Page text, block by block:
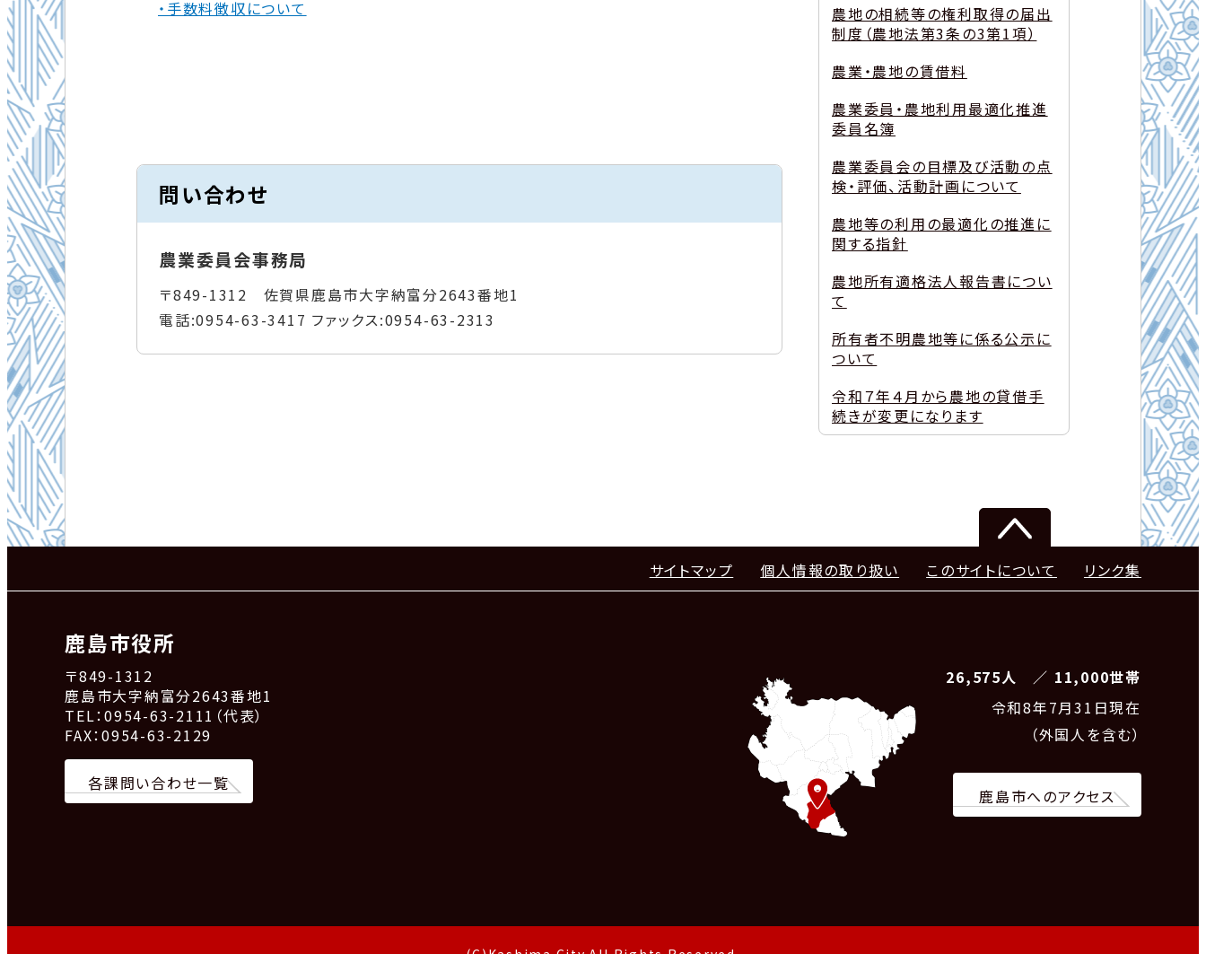
・手数料徴収について
問い合わせ
農業委員会事務局
〒849-1312 佐賀県鹿島市大字納富分2643番地1
電話:0954-63-3417 ファックス:0954-63-2313
農地の相続等の権利取得の届出
制度（農地法第3条の3第1項）
農業・農地の賃借料
農業委員・農地利用最適化推進
委員名簿
農業委員会の目標及び活動の点
検・評価、活動計画について
農地等の利用の最適化の推進に
関する指針
農地所有適格法人報告書につい
て
所有者不明農地等に係る公示に
ついて
令和７年４月から農地の貸借手
続きが変更になります
サイトマップ 個人情報の取り扱い このサイトについて リンク集
鹿島市役所
〒849-1312
鹿島市大字納富分2643番地1
TEL：0954-63-2111（代表）
FAX：0954-63-2129
各課問い合わせ一覧
26,575人 ／ 11,000世帯
令和8年7月31日現在
（外国人を含む）
鹿島市へのアクセス